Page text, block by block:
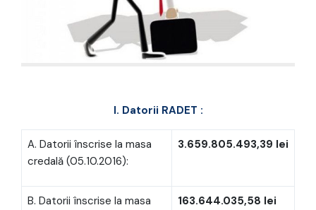
I. Datorii RADET :
A. Datorii înscrise la masa
credală (05.10.2016):
3.659.805.493,39 lei
B. Datorii înscrise la masa
163.644.035,58 lei